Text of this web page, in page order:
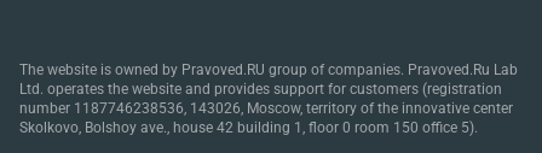
The website is owned by Pravoved.RU group of companies. Pravoved.Ru Lab
Ltd. operates the website and provides support for customers (registration
number 1187746238536, 143026, Moscow, territory of the innovative center
Skolkovo, Bolshoy ave., house 42 building 1, floor 0 room 150 office 5).